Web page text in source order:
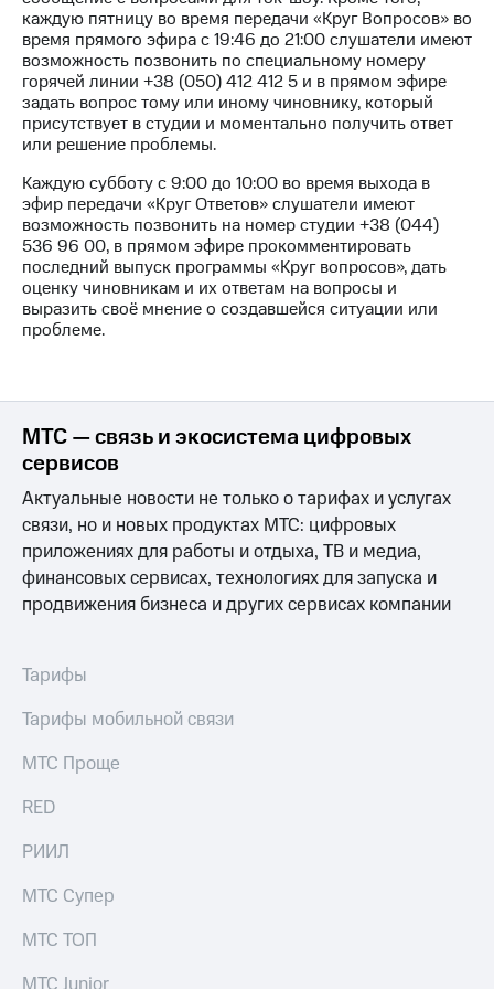
выкупа
акций
Дивиденды
Рынок
облигаций
Описание
Еврооблигации-2023
Уведомление
о
погашении
именных
облигаций
Другое
Регистратор
На главную
каждую пятницу во время передачи «Круг Вопросов» во
время прямого эфира с 19:46 до 21:00 слушатели имеют
возможность позвонить по специальному номеру
горячей линии +38 (050) 412 412 5 и в прямом эфире
задать вопрос тому или иному чиновнику, который
присутствует в студии и моментально получить ответ
или решение проблемы.
Каждую субботу с 9:00 до 10:00 во время выхода в
эфир передачи «Круг Ответов» слушатели имеют
возможность позвонить на номер студии +38 (044)
536 96 00, в прямом эфире прокомментировать
последний выпуск программы «Круг вопросов», дать
оценку чиновникам и их ответам на вопросы и
выразить своё мнение о создавшейся ситуации или
проблеме.
МТС — связь и экосистема цифровых
сервисов
Актуальные новости не только о тарифах и услугах
связи, но и новых продуктах МТС: цифровых
приложениях для работы и отдыха, ТВ и медиа,
финансовых сервисах, технологиях для запуска и
продвижения бизнеса и других сервисах компании
Тарифы
Тарифы мобильной связи
МТС Проще
RED
РИИЛ
МТС Супер
МТС ТОП